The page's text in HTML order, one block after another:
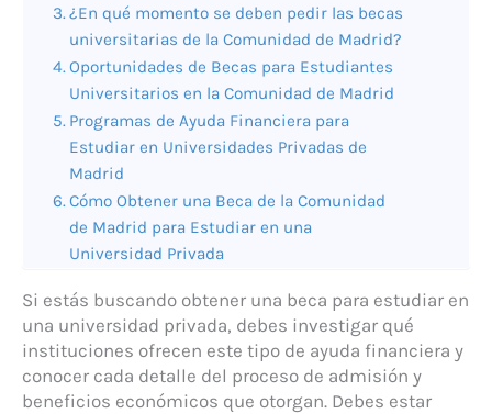
¿En qué momento se deben pedir las becas
universitarias de la Comunidad de Madrid?
Oportunidades de Becas para Estudiantes
Universitarios en la Comunidad de Madrid
Programas de Ayuda Financiera para
Estudiar en Universidades Privadas de
Madrid
Cómo Obtener una Beca de la Comunidad
de Madrid para Estudiar en una
Universidad Privada
Si estás buscando obtener una beca para estudiar en
una universidad privada, debes investigar qué
instituciones ofrecen este tipo de ayuda financiera y
conocer cada detalle del proceso de admisión y
beneficios económicos que otorgan. Debes estar